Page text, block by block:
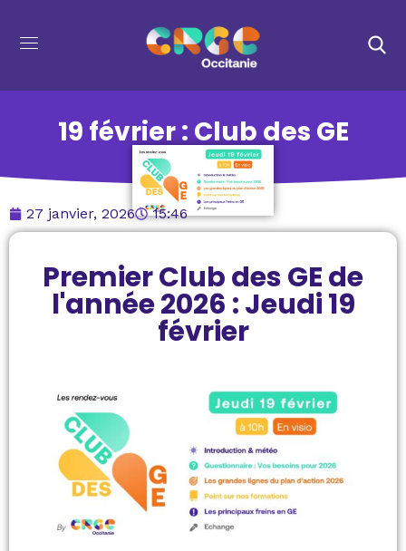
19 février : Club des GE
27 janvier, 2026 15:46
Premier Club des GE de
l'année 2026 : Jeudi 19
février